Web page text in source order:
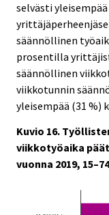
selvästi
säännöllinen
prosentilla
säännöllinen
viikkotunnin
yleisempää (31 %)
Kuvio 16.
viikkotyöaika
vuonna 2019,